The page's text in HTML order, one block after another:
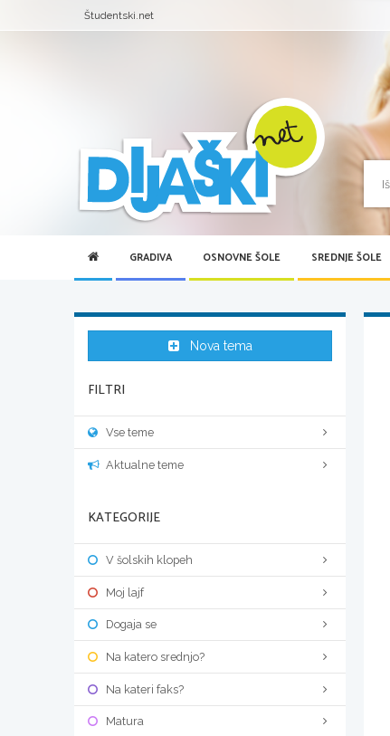
Študentski.net
GRADIVA OSNOVNE ŠOLE SREDNJE ŠOLE
Nova tema
FILTRI
Vse teme
Aktualne teme
KATEGORIJE
V šolskih klopeh
Moj lajf
Dogaja se
Na katero srednjo?
Na kateri faks?
Matura